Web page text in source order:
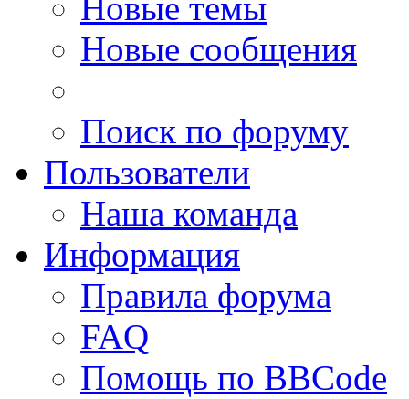
Новые темы
Новые сообщения
Поиск по форуму
Пользователи
Наша команда
Информация
Правила форума
FAQ
Помощь по BBCode